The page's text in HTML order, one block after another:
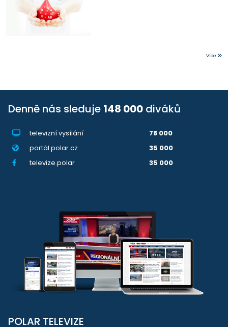
Více
Denně nás sleduje 148 000 diváků
televizní vysílání
78 000
portál polar.cz
35 000
televize.polar
35 000
POLAR TELEVIZE